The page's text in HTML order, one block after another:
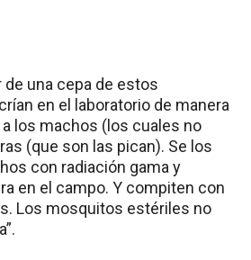
de una cepa de estos
en el laboratorio de manera
los machos (los cuales no
(que son las pican). Se los
con radiación gama y
en el campo. Y compiten con
Los mosquitos estériles no